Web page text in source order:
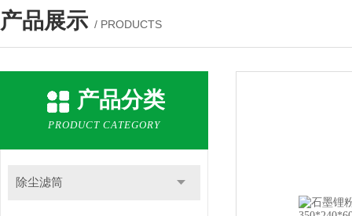
产品展示 / PRODUCTS
产品分类
PRODUCT CATEGORY
除尘滤筒